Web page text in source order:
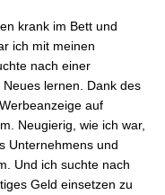
krank im Bett und
ich mit meinen
nach einer
lernen. Dank des
auf
Neugierig, wie ich war,
Unternehmens und
Und ich suchte nach
Geld einsetzen zu